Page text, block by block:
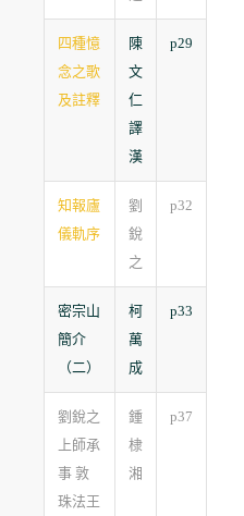
四種憶
念之歌
及註釋
陳
文
仁
譯
漢
p29
知報廬
儀軌序
劉
銳
之
p32
密宗山
簡介
（二）
柯
萬
成
p33
劉銳之
上師承
事 敦
珠法王
鍾
棣
湘
p37